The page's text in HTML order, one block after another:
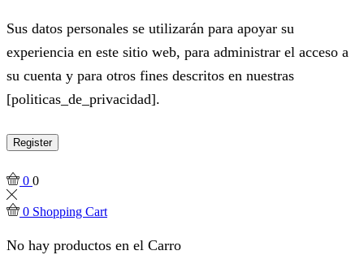
Sus datos personales se utilizarán para apoyar su
experiencia en este sitio web, para administrar el acceso a
su cuenta y para otros fines descritos en nuestras
[politicas_de_privacidad].
Register
0 0
0 Shopping Cart
No hay productos en el Carro